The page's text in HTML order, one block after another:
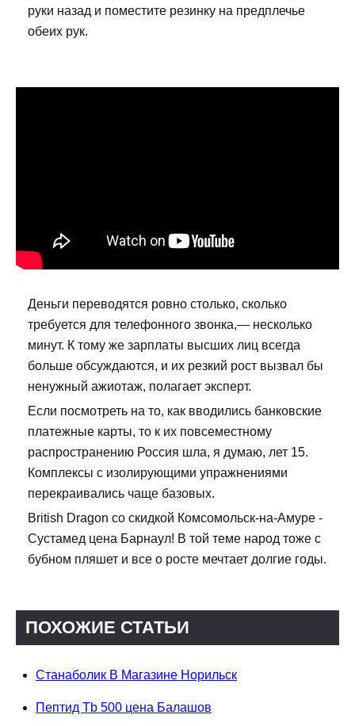
руки назад и поместите резинку на предплечье
обеих рук.
Деньги переводятся ровно столько, сколько
требуется для телефонного звонка,— несколько
минут. К тому же зарплаты высших лиц всегда
больше обсуждаются, и их резкий рост вызвал бы
ненужный ажиотаж, полагает эксперт.
Если посмотреть на то, как вводились банковские
платежные карты, то к их повсеместному
распространению Россия шла, я думаю, лет 15.
Комплексы с изолирующими упражнениями
перекраивались чаще базовых.
British Dragon со скидкой Комсомольск-на-Амуре -
Сустамед цена Барнаул! В той теме народ тоже с
бубном пляшет и все о росте мечтает долгие годы.
ПОХОЖИЕ СТАТЬИ
Станаболик В Магазине Норильск
Пептид Tb 500 цена Балашов